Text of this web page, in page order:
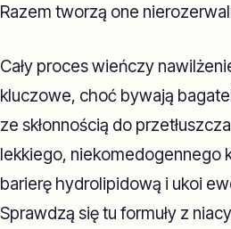
Razem tworzą one
Cały proces wieńczy
kluczowe, choć bywają
ze skłonnością do
lekkiego, niekomedogennego
barierę hydrolipidową i ukoi
Sprawdzą się tu formuły z